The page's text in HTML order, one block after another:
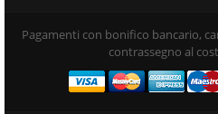
Pagamenti con bonifico bancario,
contrassegno al